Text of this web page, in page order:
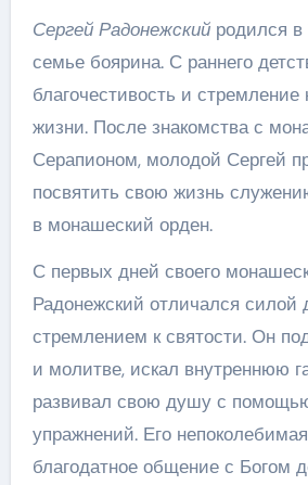
Сергей Радонежскийродился в
семье боярина. С раннего
благочестивость и стремление
жизни. После знакомства с
Серапионом, молодой Сергей
посвятить свою жизнь
в монашеский орден.
С первых дней своего
Радонежский отличался силой
стремлением к святости. Он
и молитве, искал внутреннюю
развивал свою душу с
упражнений. Его
благодатное общение с Богом